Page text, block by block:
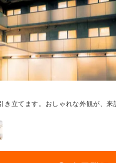
き立てます。おしゃれな外観が、来